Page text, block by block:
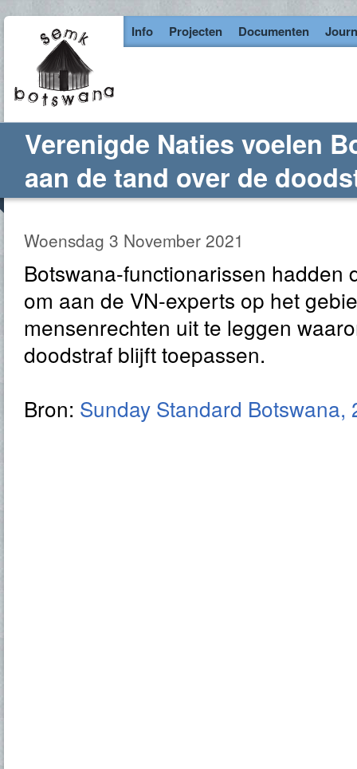
Info Projecten Documenten
Verenigde Naties voelen
aan de tand over de
Woensdag 3 November 2021
Botswana-functionarissen hadden
om aan de VN-experts op het
mensenrechten uit te leggen
doodstraf blijft toepassen.
Bron: Sunday Standard Botswana,